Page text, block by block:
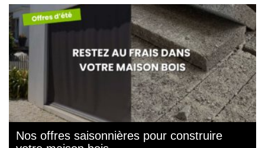
Nos offres saisonnières pour construire